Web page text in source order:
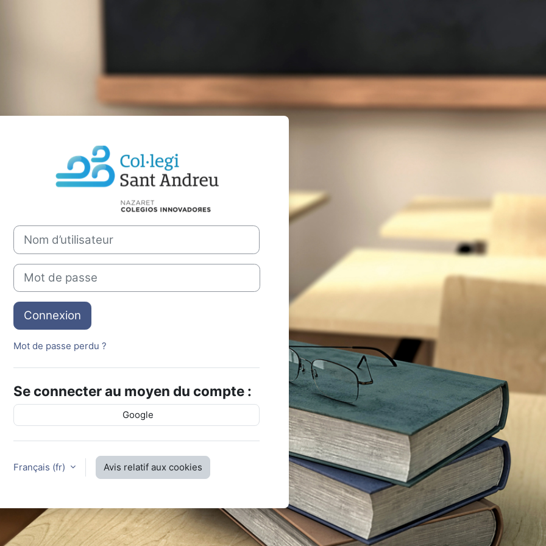
Connexion à Col·legi Sant Andreu
Nom d’utilisateur
Mot de passe
Connexion
Mot de passe perdu ?
Se connecter au moyen du compte :
Google
Français ‎(fr)‎ Avis relatif aux cookies